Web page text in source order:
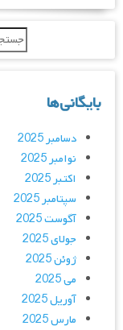
بایگانی‌ها
دسامبر 2025
نوامبر 2025
اکتبر 2025
سپتامبر 2025
آگوست 2025
جولای 2025
ژوئن 2025
می 2025
آوریل 2025
مارس 2025